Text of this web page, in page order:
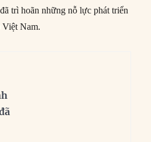
trì hoãn những nỗ lực phát triển
Việt Nam.